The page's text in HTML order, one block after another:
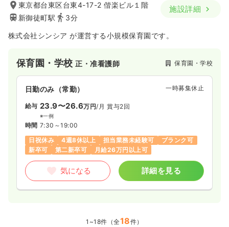
東京都台東区台東4-17-2 偕楽ビル１階
新御徒町駅
3分
施設詳細
株式会社シンシア が運営する小規模保育園です。
保育園・学校正・准看護師 保育園・学校
日勤のみ（常勤） 一時募集休止
給与 23.9〜26.6万円/月 賞与2回
※一例
時間 7:30～19:00
日祝休み
4週8休以上 担当業務未経験可
ブランク可
新卒可
第二新卒可 月給26万円以上可
気になる 詳細を見る
1~18件（全18件）